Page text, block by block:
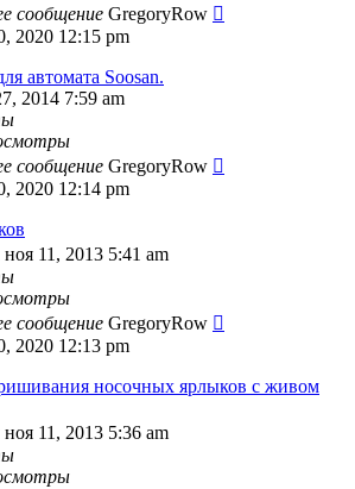
сообщение GregoryRow
2020 12:15 pm
автомата Soosan.
2014 7:59 am
сообщение GregoryRow
2020 12:14 pm
11, 2013 5:41 am
сообщение GregoryRow
2020 12:13 pm
носочных ярлыков с живом
11, 2013 5:36 am